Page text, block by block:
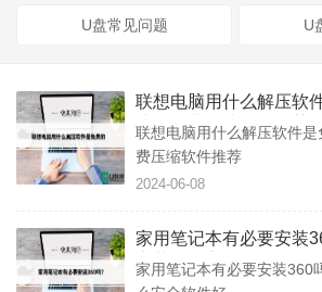
U盘常见问题 U
联想电脑用什么解压软
脑用免费压缩软件推荐
联想电脑用什么解压软件
费压缩软件推荐
2024-06-08
家用笔记本有必要安装
安装什么安全软件好
家用笔记本有必要安装360